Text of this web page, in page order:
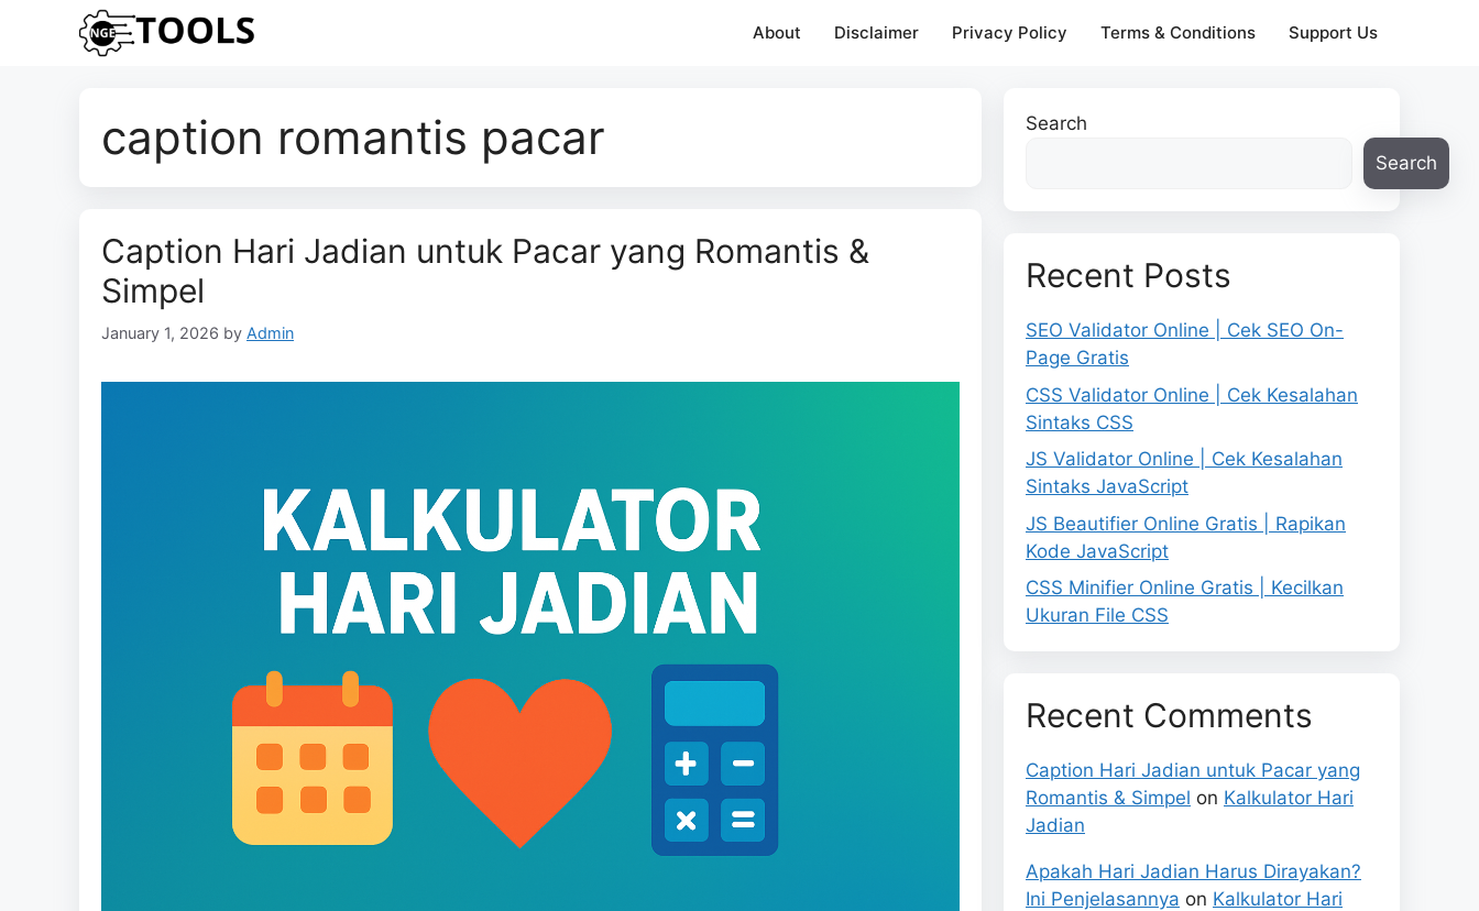
About Disclaimer Privacy Policy Terms & Conditions Support Us
caption romantis pacar
Caption Hari Jadian untuk Pacar yang Romantis &
Simpel
January 1, 2026 by Admin
Search
Search
Recent Posts
SEO Validator Online | Cek SEO On-
Page Gratis
CSS Validator Online | Cek Kesalahan
Sintaks CSS
JS Validator Online | Cek Kesalahan
Sintaks JavaScript
JS Beautifier Online Gratis | Rapikan
Kode JavaScript
CSS Minifier Online Gratis | Kecilkan
Ukuran File CSS
Recent Comments
Caption Hari Jadian untuk Pacar yang
Romantis & Simpel on Kalkulator Hari
Jadian
Apakah Hari Jadian Harus Dirayakan?
Ini Penjelasannya on Kalkulator Hari